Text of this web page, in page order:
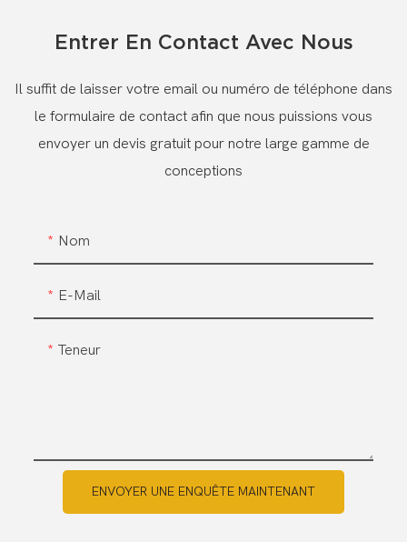
Entrer En Contact Avec Nous
Il suffit de laisser votre email ou numéro de téléphone dans
le formulaire de contact afin que nous puissions vous
envoyer un devis gratuit pour notre large gamme de
conceptions
Nom
E-Mail
Teneur
ENVOYER UNE ENQUÊTE MAINTENANT